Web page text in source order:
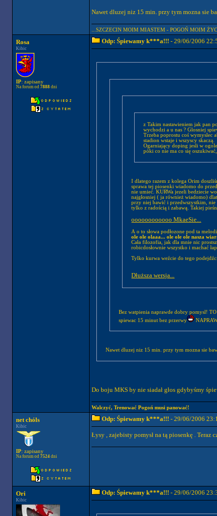
Nawet dluzej niz 15 min. przy tym mozna sie
...SZCZECIN MOIM MIASTEM - POGOŃ MOIM
Rosa
Kibic
IP: zapisany
Na forum od 7888dni
Odp: Śpiewamy k***a!!! - 29/06/2006
z Takim nastawieniem jak pan
wychodzi a u nas ? Glosniej
Trzeba poprostu coś wymyslec
stadion wstaje i wszyscy skaczą.
Ogarniający doping jesli w
I dlatego razem z kolega Orim
sprawa tej piosenki wiadomo do
nie umieć. KURWa jezeli bedziecie
najgłosniej ( ja również wiadomo)
przy niej bawić i przedwszystkim,
tylko z radością i zabawą. Takiej
oooooooooooo MkaeSie...
A o to słowa podłozone pod ta
ole ole olaaa... ole ole ole nasza
Cała filozofia, jak dla mnie nic
robicdosłownie wszystko i machać
Tylko kurwa weźcie do tego
Dłuższa wersja...
Bez watpienia naprawde dobry pomysl!
spiewac 15 minut bez przerwy
Nawet dluzej niz 15 min. przy tym mozna sie
Do boju MKS by nie siadał głos gdybyśmy
Walczyć, Trenować Pogoń musi panować!
net chóls
Kibic
IP: zapisany
Na forum od 7524dni
Odp: Śpiewamy k***a!!! - 29/06/2006
Łysy , zajebisty pomysł na tą piosenkę . Teraz
Ori
Kibic
Odp: Śpiewamy k***a!!! - 29/06/2006